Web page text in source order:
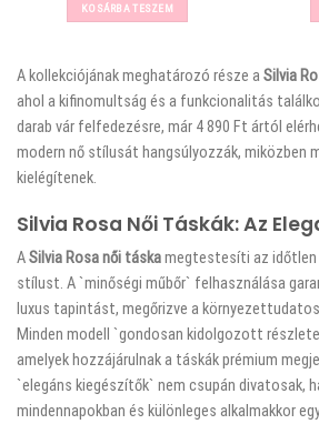
KOSÁRBA TESZEM
Akollekciójának meghatározó része a Silvia
ahol a kifinomultság és a funkcionalitás
darab vár felfedezésre, már 4 890 Ft ártól
modern nő stílusát hangsúlyozzák, miközben
kielégítenek.
Silvia Rosa Női Táskák: Az
ASilvia Rosa női táskamegtestesíti az időtlen
stílust. A `minőségi műbőr` felhasználása
luxus tapintást, megőrizve a
Minden modell `gondosan kidolgozott
amelyek hozzájárulnak a táskák prémium
`elegáns kiegészítők` nem csupán divatosak,
mindennapokban és különleges alkalmakkor